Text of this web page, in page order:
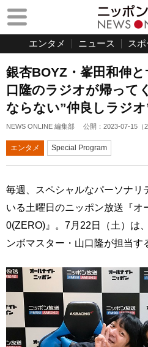
エンタメ ニュース ス
銀杏BOYZ・峯田和伸
口隆のラジオが帰って
ならない”仲良しラジオ
NEWS ONLINE 編集部 公開： 2023-07-15 （
エンタメ Special Program
毎週、スペシャルなパーソナリ
いる土曜日のニッポン放送『オ
0(ZERO)』。7月22日（土）は
ンボマスター・山口隆が担当す